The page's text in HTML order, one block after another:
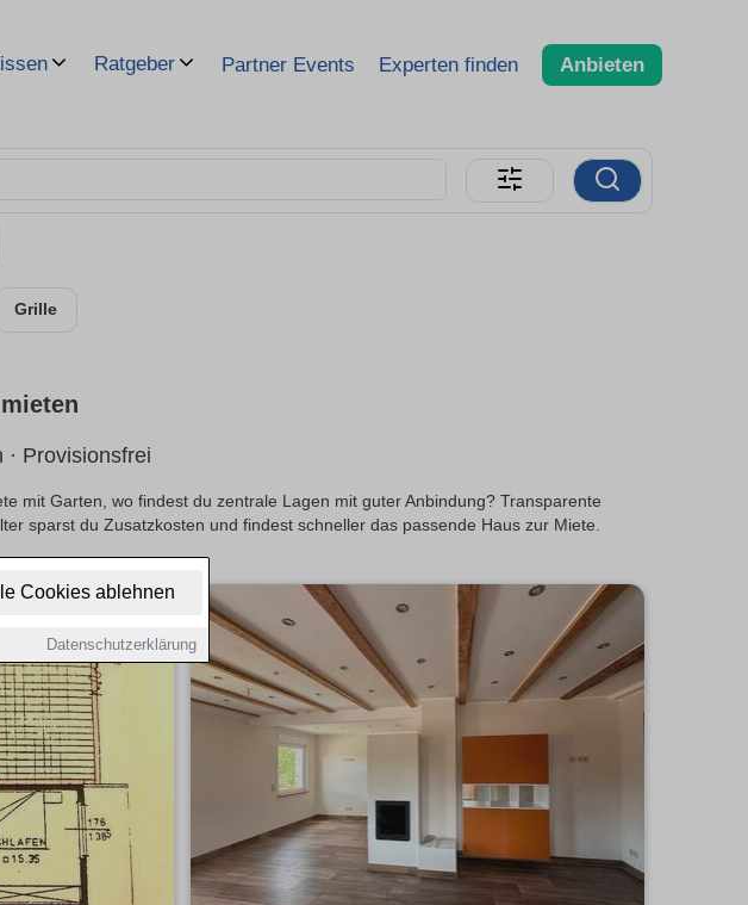
Cookies ablehnen
Datenschutzerklärung
Ratgeber Partner Events Experten finden Anbieten
Grille
· Provisionsfrei
mit Garten, wo findest du zentrale Lagen mit guter Anbindung? Transparente
sparst du Zusatzkosten und findest schneller das passende Haus zur Miete.